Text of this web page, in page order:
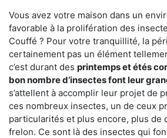
Vous avez votre maison dans un
favorable à la prolifération des
Couffé ? Pour votre tranquillité, la
certainement pas un élément
c’est durant des printemps et étés
bon nombre d’insectes font leur
s’attellent à accomplir leur projet de
ces nombreux insectes, un de ceux
particularités et plus encore, plus de
frelon. Ce sont là des insectes qui